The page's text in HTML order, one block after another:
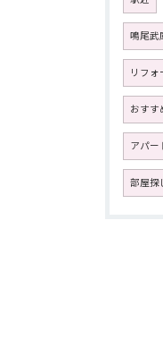
鳴尾武
リフォ
おすす
アパー
部屋探